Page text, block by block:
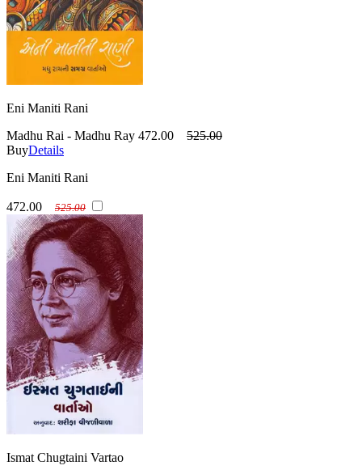
Eni Maniti Rani
Madhu Rai - Madhu Ray 472.00
525.00
BuyDetails
Eni Maniti Rani
472.00 525.00
Ismat Chugtaini Vartao